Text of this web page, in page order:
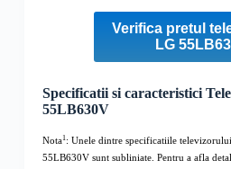
Verifica pretul
LG
Specificatii si caracteristici
55LB630V
Nota1: Unele dintre specificatiile televizorului
55LB630Vsunt subliniate. Pentru a afla